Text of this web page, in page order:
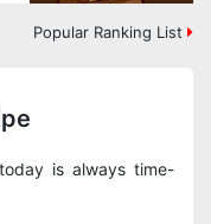
Popular Ranking List
is always time-